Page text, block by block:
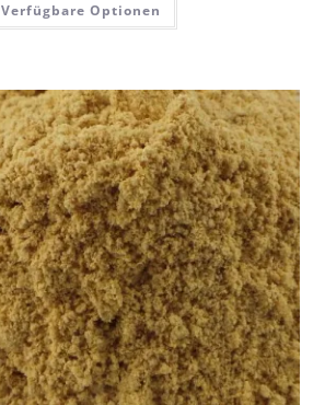
Verfügbare Optionen